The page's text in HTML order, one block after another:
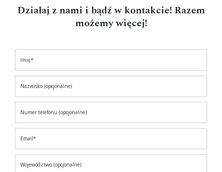
Działaj z nami i bądź w kontakcie! Razem
możemy więcej!